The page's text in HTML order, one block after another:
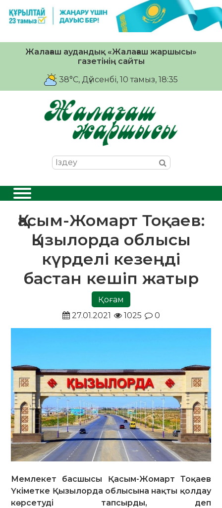
Жалағаш аудандық «Жалағаш жаршысы»
газетінің сайты
38°C, Дүйсенбі, 10 тамыз, 18:35
Қасым-Жомарт Тоқаев:
Қызылорда облысы
күрделі кезеңді
бастан кешіп жатыр
Қоғам
27.01.2021
1025 0
Мемлекет басшысы Қасым-Жомарт Тоқаев
Үкіметке Қызылорда облысына нақты қолдау
көрсетуді тапсырды, деп